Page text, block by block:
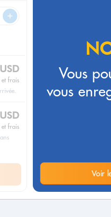
et frais
et frais
Vous
vous
Voir